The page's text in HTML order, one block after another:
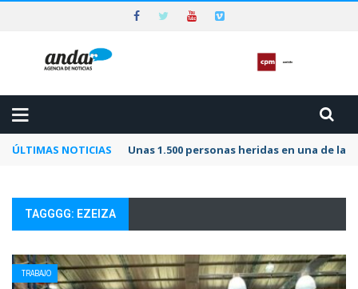
ÚLTIMAS NOTICIAS Unas 1.500 personas heridas en una de
TAGGGG: EZEIZA
TRABAJO